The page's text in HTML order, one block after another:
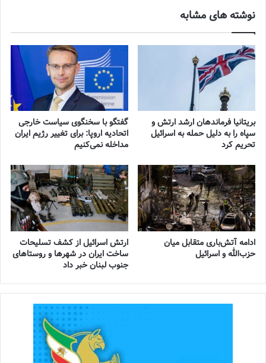
نوشته های مشابه
بریتانیا فرماندهان ارشد ارتش و
سپاه را به دلیل حمله به اسرائیل
تحریم کرد
گفتگو با سخنگوی سیاست خارجی
اتحادیه اروپا: برای تغییر رژیم ایران
مداخله نمی‌کنیم
ادامه آتش‌باری متقابل میان
حزب‌الله و اسرائیل
ارتش اسرائیل از کشف تسلیحات
ساخت ایران در شهرها و روستاهای
جنوب لبنان خبر داد